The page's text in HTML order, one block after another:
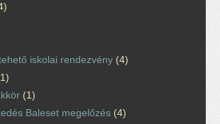
iskolai rendezvény (4)
(1)
Baleset megelőzés (4)